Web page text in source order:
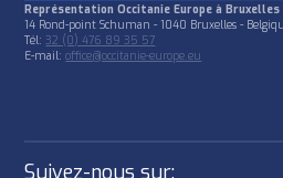
Représentation Occitanie Europe à Bruxelles
14 Rond-point Schuman - 1040 Bruxelles -
Tél:32 (0) 476 89 35 57
E-mail:office@occitanie-europe.eu
Suivez-nous sur: